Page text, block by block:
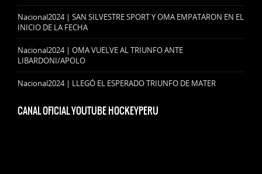
Nacional2024 | SAN SILVESTRE SPORT Y OMA EMPATARON EN EL
INICIO DE LA FECHA
Nacional2024 | OMA VUELVE AL TRIUNFO ANTE
LIBARDONI/APOLO
Nacional2024 | LLEGÓ EL ESPERADO TRIUNFO DE MATER
CANAL OFICIAL YOUTUBE HOCKEYPERU